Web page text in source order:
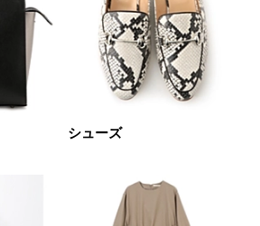
シューズ